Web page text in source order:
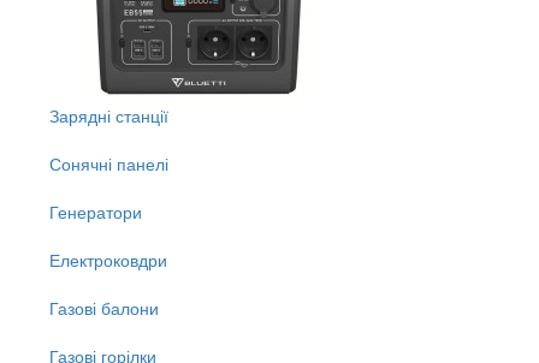
Зарядні станції
Сонячні панелі
Генератори
Електроковдри
Газові балони
Газові горілки